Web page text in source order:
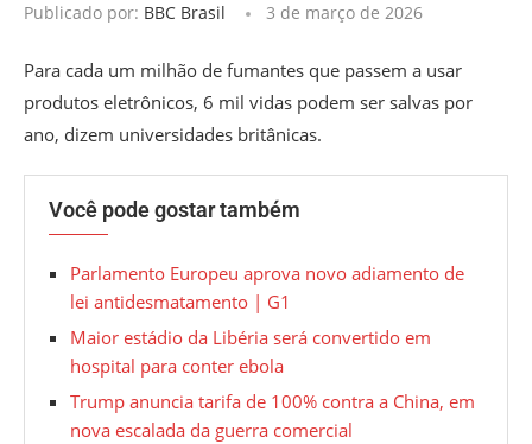
Publicado por: BBC Brasil 3 de março de 2026
Para cada um milhão de fumantes que passem a usar
produtos eletrônicos, 6 mil vidas podem ser salvas por
ano, dizem universidades britânicas.
Você pode gostar também
Parlamento Europeu aprova novo adiamento de
lei antidesmatamento | G1
Maior estádio da Libéria será convertido em
hospital para conter ebola
Trump anuncia tarifa de 100% contra a China, em
nova escalada da guerra comercial